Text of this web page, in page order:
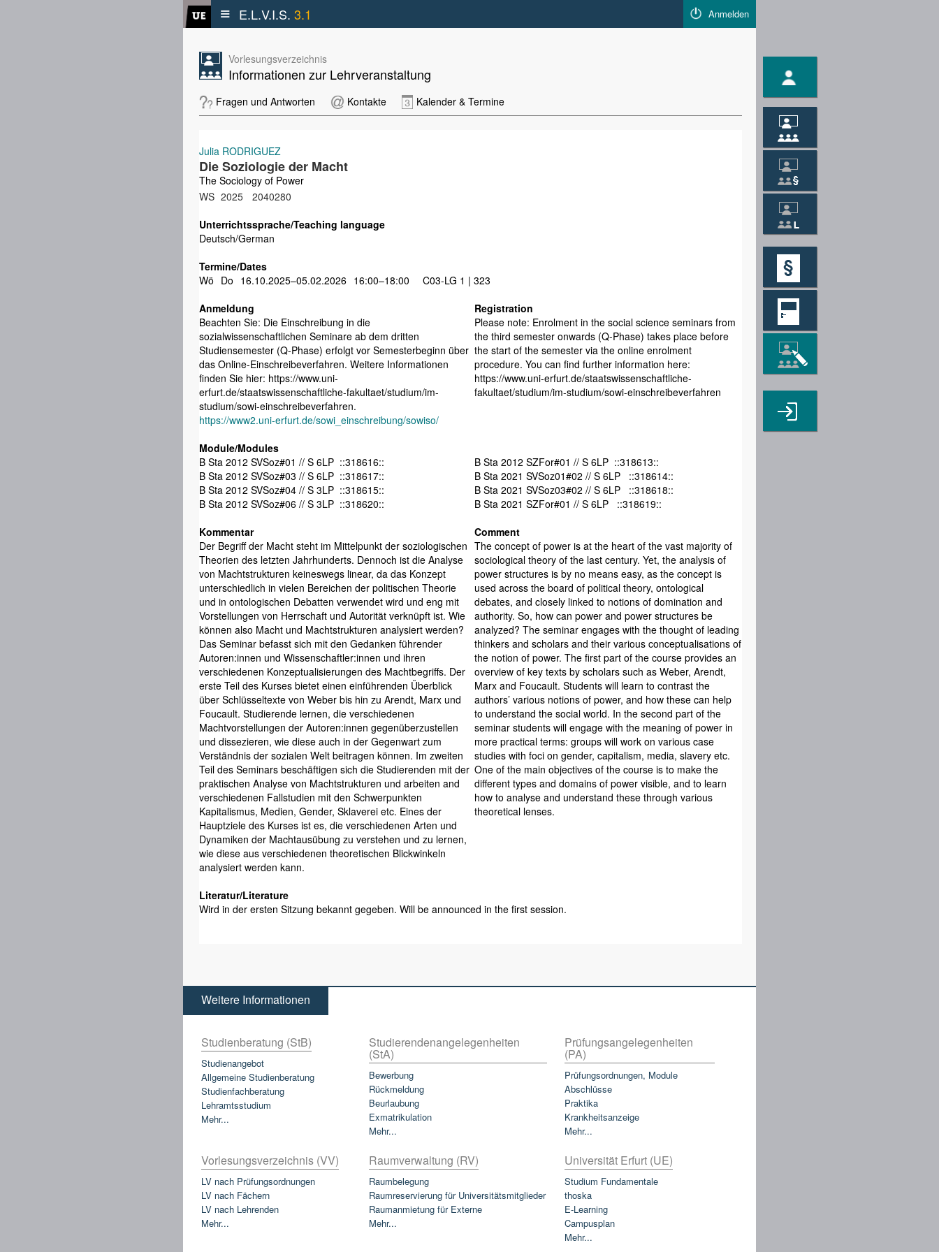
≡ E.L.V.I.S. 3.1 Anmelden
Vorlesungsverzeichnis
Informationen zur Lehrveranstaltung
Fragen und Antworten Kontakte Kalender & Termine
Julia RODRIGUEZ
Die Soziologie der Macht
The Sociology of Power
WS 2025
2040280
Unterrichtssprache/Teaching language
Deutsch/German
Termine/Dates
Wö Do 16.10.2025–05.02.2026 16:00–18:00
C03-LG 1 | 323
Anmeldung
Beachten Sie: Die Einschreibung in die
sozialwissenschaftlichen Seminare ab dem dritten
Studiensemester (Q-Phase) erfolgt vor Semesterbeginn über
das Online-Einschreibeverfahren. Weitere Informationen
finden Sie hier: https://www.uni-
erfurt.de/staatswissenschaftliche-fakultaet/studium/im-
studium/sowi-einschreibeverfahren.
https://www2.uni-erfurt.de/sowi_einschreibung/sowiso/
Registration
Please note: Enrolment in the social science seminars from
the third semester onwards (Q-Phase) takes place before
the start of the semester via the online enrolment
procedure. You can find further information here:
https://www.uni-erfurt.de/staatswissenschaftliche-
fakultaet/studium/im-studium/sowi-einschreibeverfahren
Module/Modules
B Sta 2012 SVSoz#01 // S 6LP ::318616::
B Sta 2012 SVSoz#03 // S 6LP ::318617::
B Sta 2012 SVSoz#04 // S 3LP ::318615::
B Sta 2012 SVSoz#06 // S 3LP ::318620::
B Sta 2012 SZFor#01 // S 6LP ::318613::
B Sta 2021 SVSoz01#02 // S 6LP ::318614::
B Sta 2021 SVSoz03#02 // S 6LP ::318618::
B Sta 2021 SZFor#01 // S 6LP ::318619::
Kommentar
Der Begriff der Macht steht im Mittelpunkt der soziologischen
Theorien des letzten Jahrhunderts. Dennoch ist die Analyse
von Machtstrukturen keineswegs linear, da das Konzept
unterschiedlich in vielen Bereichen der politischen Theorie
und in ontologischen Debatten verwendet wird und eng mit
Vorstellungen von Herrschaft und Autorität verknüpft ist. Wie
können also Macht und Machtstrukturen analysiert werden?
Das Seminar befasst sich mit den Gedanken führender
Autoren:innen und Wissenschaftler:innen und ihren
verschiedenen Konzeptualisierungen des Machtbegriffs. Der
erste Teil des Kurses bietet einen einführenden Überblick
über Schlüsseltexte von Weber bis hin zu Arendt, Marx und
Foucault. Studierende lernen, die verschiedenen
Machtvorstellungen der Autoren:innen gegenüberzustellen
und dissezieren, wie diese auch in der Gegenwart zum
Verständnis der sozialen Welt beitragen können. Im zweiten
Teil des Seminars beschäftigen sich die Studierenden mit der
praktischen Analyse von Machtstrukturen und arbeiten and
verschiedenen Fallstudien mit den Schwerpunkten
Kapitalismus, Medien, Gender, Sklaverei etc. Eines der
Hauptziele des Kurses ist es, die verschiedenen Arten und
Dynamiken der Machtausübung zu verstehen und zu lernen,
wie diese aus verschiedenen theoretischen Blickwinkeln
analysiert werden kann.
Comment
The concept of power is at the heart of the vast majority of
sociological theory of the last century. Yet, the analysis of
power structures is by no means easy, as the concept is
used across the board of political theory, ontological
debates, and closely linked to notions of domination and
authority. So, how can power and power structures be
analyzed? The seminar engages with the thought of leading
thinkers and scholars and their various conceptualisations of
the notion of power. The first part of the course provides an
overview of key texts by scholars such as Weber, Arendt,
Marx and Foucault. Students will learn to contrast the
authors’ various notions of power, and how these can help
to understand the social world. In the second part of the
seminar students will engage with the meaning of power in
more practical terms: groups will work on various case
studies with foci on gender, capitalism, media, slavery etc.
One of the main objectives of the course is to make the
different types and domains of power visible, and to learn
how to analyse and understand these through various
theoretical lenses.
Literatur/Literature
Wird in der ersten Sitzung bekannt gegeben. Will be announced in the first session.
Weitere Informationen
Studienberatung (StB)
Studienangebot
Allgemeine Studienberatung
Studienfachberatung
Lehramtsstudium
Mehr...
Studierendenangelegenheiten
(StA)
Bewerbung
Rückmeldung
Beurlaubung
Exmatrikulation
Mehr...
Prüfungsangelegenheiten
(PA)
Prüfungsordnungen, Module
Abschlüsse
Praktika
Krankheitsanzeige
Mehr...
Vorlesungsverzeichnis (VV)
LV nach Prüfungsordnungen
LV nach Fächern
LV nach Lehrenden
Mehr...
Raumverwaltung (RV)
Raumbelegung
Raumreservierung für Universitätsmitglieder
Raumanmietung für Externe
Mehr...
Universität Erfurt (UE)
Studium Fundamentale
thoska
E-Learning
Campusplan
Mehr...